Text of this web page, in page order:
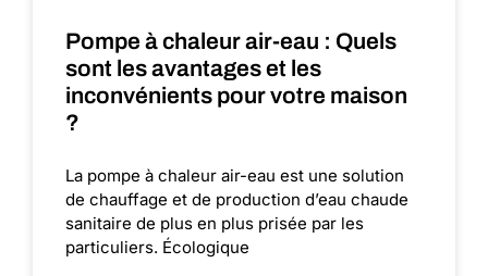
Pompe à chaleur air-eau : Quels
sont les avantages et les
inconvénients pour votre maison
?
La pompe à chaleur air-eau est une solution
de chauffage et de production d’eau chaude
sanitaire de plus en plus prisée par les
particuliers. Écologique